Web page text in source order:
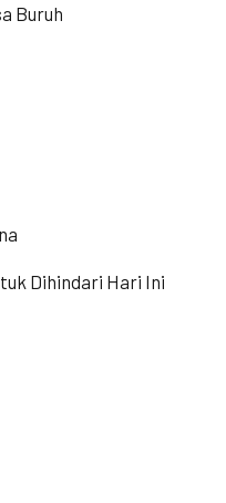
Buruh
Dihindari Hari Ini